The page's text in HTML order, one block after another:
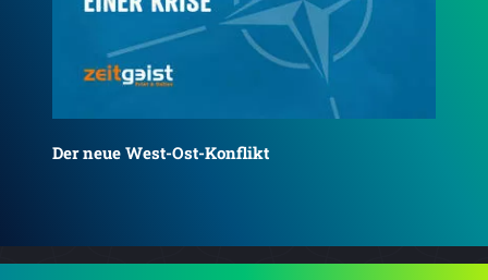
Deutschland - verraten und verkauft